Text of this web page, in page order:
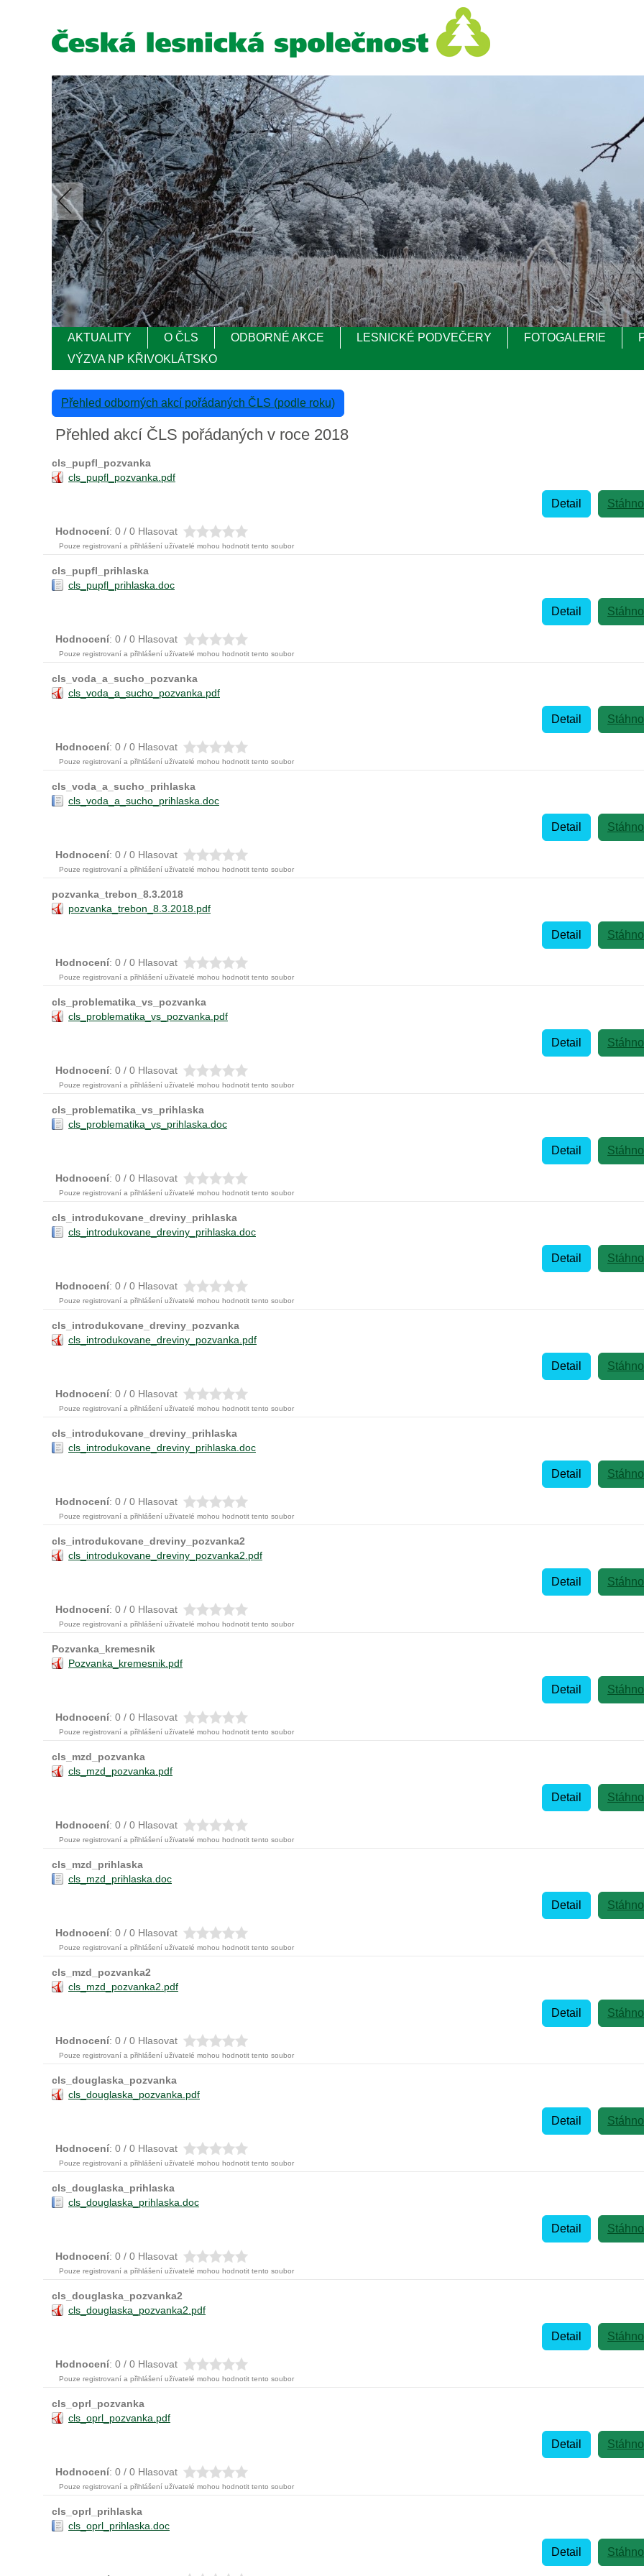
AKTUALITY O ČLS ODBORNÉ AKCE LESNICKÉ PODVEČERY FOTOGALERIE
VÝZVA NP KŘIVOKLÁTSKO
Přehled odborných akcí pořádaných ČLS (podle roku)
Přehled akcí ČLS pořádaných v roce 2018
cls_pupfl_pozvanka
cls_pupfl_pozvanka.pdf
Detail
Hodnocení: 0 / 0 Hlasovat
Pouze registrovaní a přihlášení užïvatelé mohou hodnotit tento soubor
cls_pupfl_prihlaska
cls_pupfl_prihlaska.doc
Detail
Hodnocení: 0 / 0 Hlasovat
Pouze registrovaní a přihlášení užïvatelé mohou hodnotit tento soubor
cls_voda_a_sucho_pozvanka
cls_voda_a_sucho_pozvanka.pdf
Detail
Hodnocení: 0 / 0 Hlasovat
Pouze registrovaní a přihlášení užïvatelé mohou hodnotit tento soubor
cls_voda_a_sucho_prihlaska
cls_voda_a_sucho_prihlaska.doc
Detail
Hodnocení: 0 / 0 Hlasovat
Pouze registrovaní a přihlášení užïvatelé mohou hodnotit tento soubor
pozvanka_trebon_8.3.2018
pozvanka_trebon_8.3.2018.pdf
Detail
Hodnocení: 0 / 0 Hlasovat
Pouze registrovaní a přihlášení užïvatelé mohou hodnotit tento soubor
cls_problematika_vs_pozvanka
cls_problematika_vs_pozvanka.pdf
Detail
Hodnocení: 0 / 0 Hlasovat
Pouze registrovaní a přihlášení užïvatelé mohou hodnotit tento soubor
cls_problematika_vs_prihlaska
cls_problematika_vs_prihlaska.doc
Detail
Hodnocení: 0 / 0 Hlasovat
Pouze registrovaní a přihlášení užïvatelé mohou hodnotit tento soubor
cls_introdukovane_dreviny_prihlaska
cls_introdukovane_dreviny_prihlaska.doc
Detail
Hodnocení: 0 / 0 Hlasovat
Pouze registrovaní a přihlášení užïvatelé mohou hodnotit tento soubor
cls_introdukovane_dreviny_pozvanka
cls_introdukovane_dreviny_pozvanka.pdf
Detail
Hodnocení: 0 / 0 Hlasovat
Pouze registrovaní a přihlášení užïvatelé mohou hodnotit tento soubor
cls_introdukovane_dreviny_prihlaska
cls_introdukovane_dreviny_prihlaska.doc
Detail
Hodnocení: 0 / 0 Hlasovat
Pouze registrovaní a přihlášení užïvatelé mohou hodnotit tento soubor
cls_introdukovane_dreviny_pozvanka2
cls_introdukovane_dreviny_pozvanka2.pdf
Detail
Hodnocení: 0 / 0 Hlasovat
Pouze registrovaní a přihlášení užïvatelé mohou hodnotit tento soubor
Pozvanka_kremesnik
Pozvanka_kremesnik.pdf
Detail
Hodnocení: 0 / 0 Hlasovat
Pouze registrovaní a přihlášení užïvatelé mohou hodnotit tento soubor
cls_mzd_pozvanka
cls_mzd_pozvanka.pdf
Detail
Hodnocení: 0 / 0 Hlasovat
Pouze registrovaní a přihlášení užïvatelé mohou hodnotit tento soubor
cls_mzd_prihlaska
cls_mzd_prihlaska.doc
Detail
Hodnocení: 0 / 0 Hlasovat
Pouze registrovaní a přihlášení užïvatelé mohou hodnotit tento soubor
cls_mzd_pozvanka2
cls_mzd_pozvanka2.pdf
Detail
Hodnocení: 0 / 0 Hlasovat
Pouze registrovaní a přihlášení užïvatelé mohou hodnotit tento soubor
cls_douglaska_pozvanka
cls_douglaska_pozvanka.pdf
Detail
Hodnocení: 0 / 0 Hlasovat
Pouze registrovaní a přihlášení užïvatelé mohou hodnotit tento soubor
cls_douglaska_prihlaska
cls_douglaska_prihlaska.doc
Detail
Hodnocení: 0 / 0 Hlasovat
Pouze registrovaní a přihlášení užïvatelé mohou hodnotit tento soubor
cls_douglaska_pozvanka2
cls_douglaska_pozvanka2.pdf
Detail
Hodnocení: 0 / 0 Hlasovat
Pouze registrovaní a přihlášení užïvatelé mohou hodnotit tento soubor
cls_oprl_pozvanka
cls_oprl_pozvanka.pdf
Detail
Hodnocení: 0 / 0 Hlasovat
Pouze registrovaní a přihlášení užïvatelé mohou hodnotit tento soubor
cls_oprl_prihlaska
cls_oprl_prihlaska.doc
Detail